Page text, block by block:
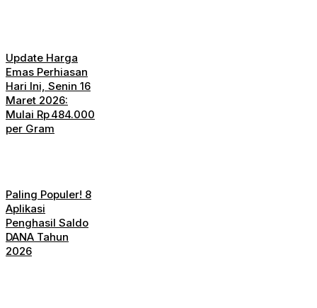
Update Harga
Emas Perhiasan
Hari Ini, Senin 16
Maret 2026:
Mulai Rp 484.000
per Gram
Paling Populer! 8
Aplikasi
Penghasil Saldo
DANA Tahun
2026